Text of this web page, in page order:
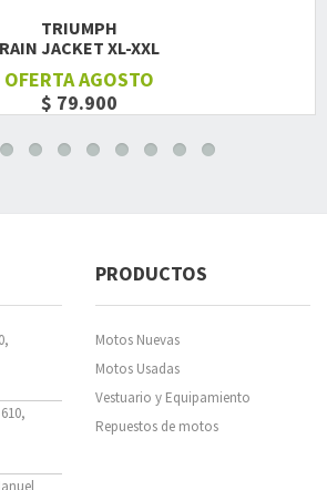
TRIUMPH
RAIN JACKET XL-XXL
OFERTA AGOSTO
$ 79.900
PRODUCTOS
Motos Nuevas
Motos Usadas
Vestuario y Equipamiento
Repuestos de motos